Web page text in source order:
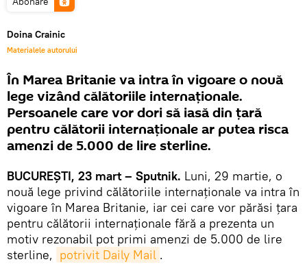
Doina Crainic
Materialele autorului
În Marea Britanie va intra în vigoare o nouă
lege vizând călătoriile internaționale.
Persoanele care vor dori să iasă din ţară
pentru călătorii internaţionale ar putea risca
amenzi de 5.000 de lire sterline.
BUCUREŞTI, 23 mart – Sputnik. Luni, 29 martie, o
nouă lege privind călătoriile internaționale va intra în
vigoare în Marea Britanie, iar cei care vor părăsi ţara
pentru călătorii internaţionale fără a prezenta un
motiv rezonabil pot primi amenzi de 5.000 de lire
sterline, potrivit Daily Mail .